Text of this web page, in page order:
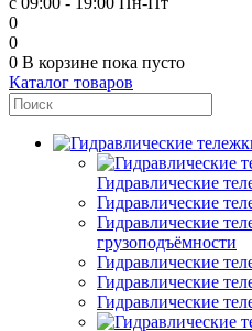
0
0
0 В корзине пока пусто
Каталог товаров
Гидравлические
Гидравлические
Гидравлические
грузоподъёмности
Гидравлические
Гидравлические
Гидравлические